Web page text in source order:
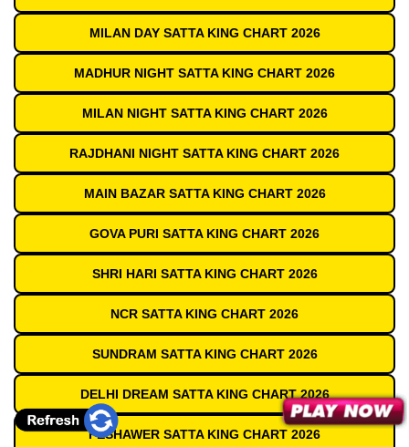
MILAN DAY SATTA KING CHART 2026
MADHUR NIGHT SATTA KING CHART 2026
MILAN NIGHT SATTA KING CHART 2026
RAJDHANI NIGHT SATTA KING CHART 2026
MAIN BAZAR SATTA KING CHART 2026
GOVA PURI SATTA KING CHART 2026
SHRI HARI SATTA KING CHART 2026
NCR SATTA KING CHART 2026
SUNDRAM SATTA KING CHART 2026
DELHI DREAM SATTA KING CHART 2026
PESHAWER SATTA KING CHART 2026